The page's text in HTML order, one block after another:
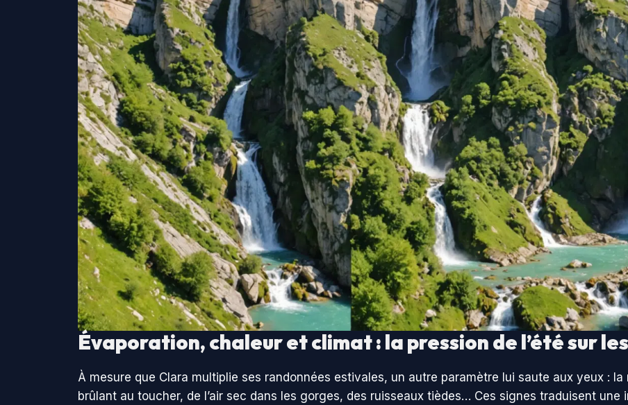
Évaporation, chaleur et climat : la pression de l’été sur
À mesure que Clara multiplie ses randonnées estivales, un autre paramètre lui saute aux yeux : la
brûlant au toucher, de l’air sec dans les gorges, des ruisseaux tièdes… Ces signes traduisent une